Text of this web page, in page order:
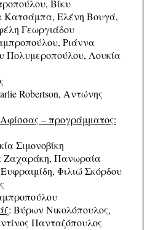
Βίκυ
Κατσάμπα, Ελένη Βουγά,
Γεωργιάδου
Ριάννα
Πολυμεροπούλου, Λουκία
Robertson, Αντώνης
– προγράμματος:
Σιμονοβίκη
Zαχαράκη, Πανωραία
Φιλιώ Σκόρδου
: Βύρων Νικολόπουλος,
Πανταζόπουλος